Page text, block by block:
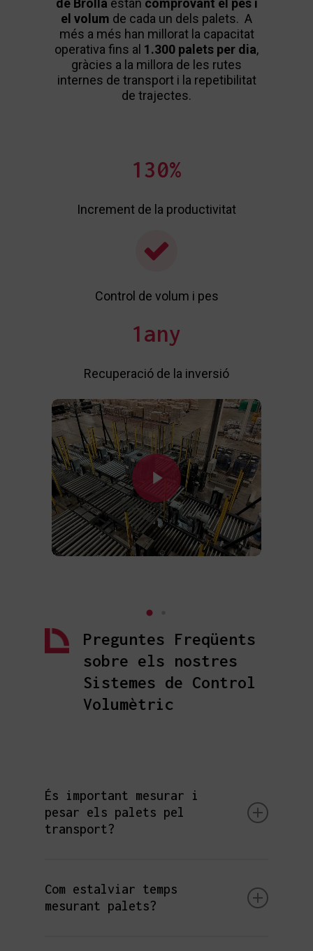
de Brolla estan comprovant el pes i
el volum de cada un dels palets. A
més a més han millorat la capacitat
operativa fins al 1.300 palets per dia,
gràcies a la millora de les rutes
internes de transport i la repetibilitat
de trajectes.
130%
Increment de la productivitat
Control de volum i pes
1any
Recuperació de la inversió
Play Video
Preguntes Freqüents
sobre els nostres
Sistemes de Control
Volumètric
És important mesurar i
pesar els palets pel
transport?
controlar el pes i volum declarat, ja que
és la seva principal font d’ingressos.
Controlar aquests paràmetres permet
Com estalviar temps
mesurant palets?